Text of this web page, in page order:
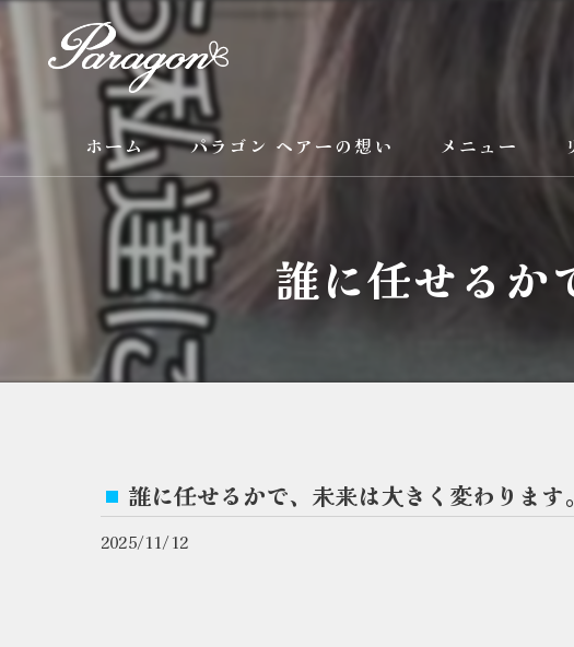
ホーム パラゴン ヘアーの想い
サービス
メニュー
誰に任せるか
誰に任せるかで、未来は大きく変わります。
2025/11/12